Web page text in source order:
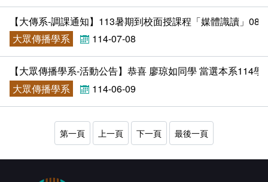
【大傳系-調課通知】113暑期到校面授課程「媒體識讀」08/
大眾傳播學系
114-07-08
【大眾傳播學系-活動公告】恭喜 廖琼如同學 當選本系114
大眾傳播學系
114-06-09
第一頁 上一頁 下一頁 最後一頁